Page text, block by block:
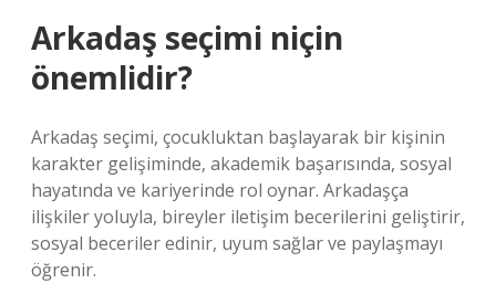
Arkadaş seçimi niçin
önemlidir?
Arkadaş seçimi, çocukluktan başlayarak bir kişinin
karakter gelişiminde, akademik başarısında, sosyal
hayatında ve kariyerinde rol oynar. Arkadaşça
ilişkiler yoluyla, bireyler iletişim becerilerini geliştirir,
sosyal beceriler edinir, uyum sağlar ve paylaşmayı
öğrenir.